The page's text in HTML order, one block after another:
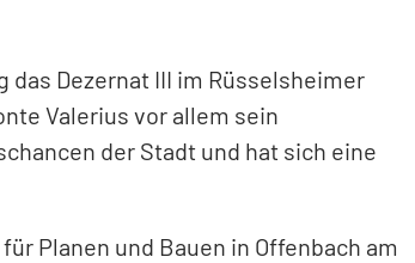
Dezernat III im Rüsselsheimer
Valerius vor allem sein
der Stadt und hat sich eine
Planen und Bauen in Offenbach am